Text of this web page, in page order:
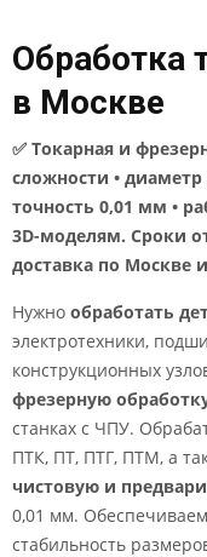
Обработка
в Москве
✅ Токарная и
сложности •
точность 0,01 мм •
3D-моделям. Сроки
доставка по Москве
Нужно обработать
электротехники,
конструкционных
фрезерную
станках с ЧПУ.
ПТК, ПТ, ПТГ, ПТМ, а
чистовую и
0,01 мм.
стабильность